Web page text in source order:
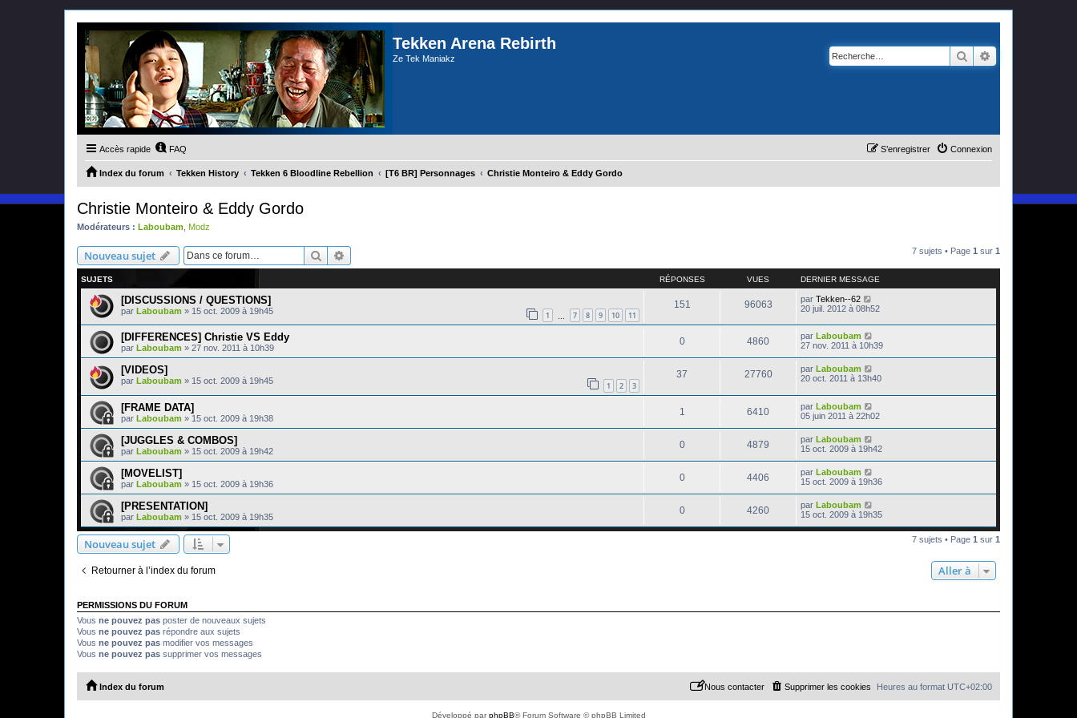
Tekken Arena Rebirth
Ze Tek Maniakz Rechercher
Accès rapide FAQ Connexion
S’enregistrer
Index du forum Tekken History Tekken 6 Bloodline Rebellion [T6 BR] Personnages Christie Monteiro & Eddy Gordo
Christie Monteiro & Eddy Gordo
Modérateurs : Laboubam Modz
Nouveau sujet Rechercher 7 sujets • Page 1 sur 1
SUJETS RÉPONSES VUES DERNIER MESSAGE
[DISCUSSIONS / QUESTIONS]
par Laboubam » 15 oct. 2009 à 19h45 1 7 8 9 10 11
151 96063 par Tekken--62
20 juil. 2012 à 08h52
[DIFFERENCES] Christie VS Eddy
par Laboubam » 27 nov. 2011 à 10h39
0 4860 par Laboubam
27 nov. 2011 à 10h39
[VIDEOS]
par Laboubam » 15 oct. 2009 à 19h45 1 2 3
37 27760 par Laboubam
20 oct. 2011 à 13h40
[FRAME DATA]
par Laboubam » 15 oct. 2009 à 19h38
1 6410 par Laboubam
05 juin 2011 à 22h02
[JUGGLES & COMBOS]
par Laboubam » 15 oct. 2009 à 19h42
0 4879 par Laboubam
15 oct. 2009 à 19h42
[MOVELIST]
par Laboubam » 15 oct. 2009 à 19h36
0 4406 par Laboubam
15 oct. 2009 à 19h36
[PRESENTATION]
par Laboubam » 15 oct. 2009 à 19h35
0 4260 par Laboubam
15 oct. 2009 à 19h35
Nouveau sujet 7 sujets • Page 1 sur 1
Retourner à l’index du forum Aller à
PERMISSIONS DU FORUM
Vous ne pouvez pas poster de nouveaux sujets
Vous ne pouvez pas répondre aux sujets
Vous ne pouvez pas modifier vos messages
Vous ne pouvez pas supprimer vos messages
Index du forum Heures au format UTC+02:00
Supprimer les cookies
Nous contacter
Développé parphpBB® Forum Software © phpBB Limited